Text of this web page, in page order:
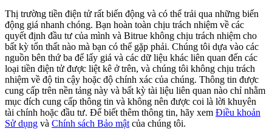
Khóa BTR
Đầu tư độc quyền cho người nắm giữ BTR
Thị trường tiền điện tử rất biến động và có thể trải qua những biến
động giá nhanh chóng. Bạn hoàn toàn chịu trách nhiệm về các
quyết định đầu tư của mình và Bitrue không chịu trách nhiệm cho
bất kỳ tổn thất nào mà bạn có thể gặp phải. Chúng tôi dựa vào các
nguồn bên thứ ba để lấy giá và các dữ liệu khác liên quan đến các
loại tiền điện tử được liệt kê ở trên, và chúng tôi không chịu trách
nhiệm về độ tin cậy hoặc độ chính xác của chúng. Thông tin được
cung cấp trên nền tảng này và bất kỳ tài liệu liên quan nào chỉ nhằm
mục đích cung cấp thông tin và không nên được coi là lời khuyên
tài chính hoặc đầu tư. Để biết thêm thông tin, hãy xem Điều khoản
Sử dụng và Chính sách Bảo mật của chúng tôi.